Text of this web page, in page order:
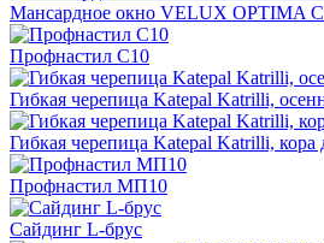
Мансардное окно VELUX OPTIMA
Профнастил С10
Гибкая черепица Katepal Katrilli,
Гибкая черепица Katepal Katrilli, кора
Профнастил МП10
Сайдинг L-брус